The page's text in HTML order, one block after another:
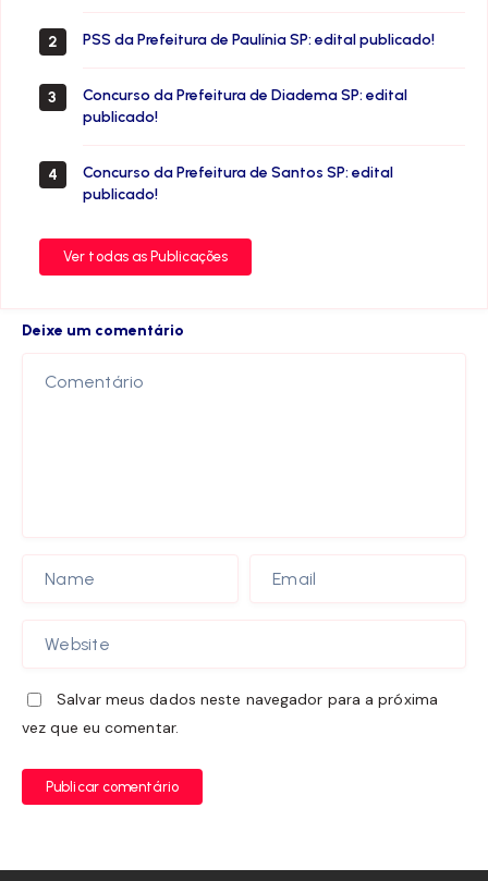
2 PSS da Prefeitura de Paulínia SP: edital publicado!
3
Concurso da Prefeitura de Diadema SP: edital
publicado!
4
Concurso da Prefeitura de Santos SP: edital
publicado!
Ver todas as Publicações
Deixe um comentário
Salvar meus dados neste navegador para a próxima
vez que eu comentar.
Publicar comentário